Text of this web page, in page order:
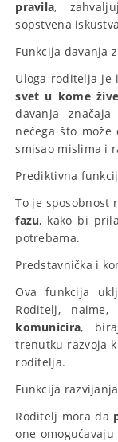
pravila,
sopstvena
Funkcija davanja
Uloga roditelja je
svet u kome žive
davanja
nečega što
smisao mislima i
Prediktivna
To je sposobnost
fazu, kako bi
potrebama.
Predstavnička i
Ova funkcija
Roditelj,
komunicira,
trenutku razvoja
roditelja.
Funkcija
Roditelj mora da
one